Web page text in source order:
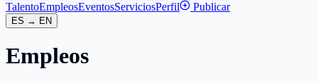
TalentoEmpleosEventosServiciosPerfil Publicar
ES → EN
Empleos